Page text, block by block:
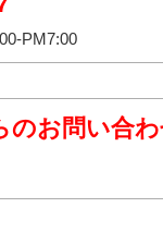
PM7:00
のお問い合